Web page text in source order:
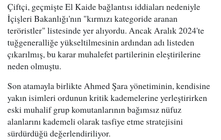
Çiftçi, geçmişte El Kaide bağlantısı iddiaları nedeniyle
İçişleri Bakanlığı'nın "kırmızı kategoride aranan
teröristler" listesinde yer alıyordu. Ancak Aralık 2024'te
tuğgeneralliğe yükseltilmesinin ardından adı listeden
çıkarılmış, bu karar muhalefet partilerinin eleştirilerine
neden olmuştu.
Son atamayla birlikte Ahmed Şara yönetiminin, kendisine
yakın isimleri ordunun kritik kademelerine yerleştirirken
eski muhalif grup komutanlarının bağımsız nüfuz
alanlarını kademeli olarak tasfiye etme stratejisini
sürdürdüğü değerlendiriliyor.